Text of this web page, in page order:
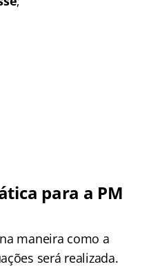
para a PM
maneira como a
será realizada.